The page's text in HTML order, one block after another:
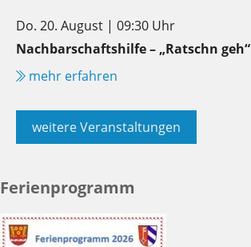
Do. 20. August | 09:30 Uhr
Nachbarschaftshilfe – „Ratschn geh“
mehr erfahren
weitere Veranstaltungen
Ferienprogramm